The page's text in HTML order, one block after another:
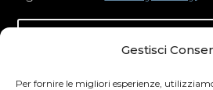
Gestisci
Per fornire le migliori esperienze,
Iscriviti alla